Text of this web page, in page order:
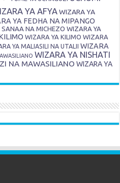
YA AFYA WIZARA YA
YA FEDHA NA MIPANGO
NA MICHEZO WIZARA YA
WIZARA YA KILIMO WIZARA
YA MALIASILI NA UTALII WIZARA
WIZARA YA NISHATI
NA MAWASILIANO WIZARA YA